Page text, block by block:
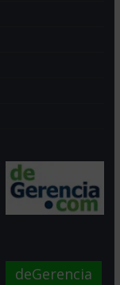
deGerencia